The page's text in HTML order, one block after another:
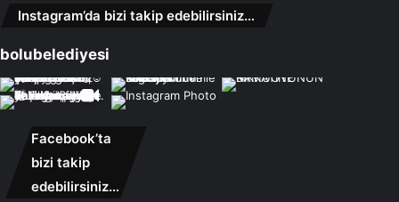
Instagram’da bizi takip edebilirsiniz…
bolubelediyesi
Facebook’ta
bizi takip
edebilirsiniz…